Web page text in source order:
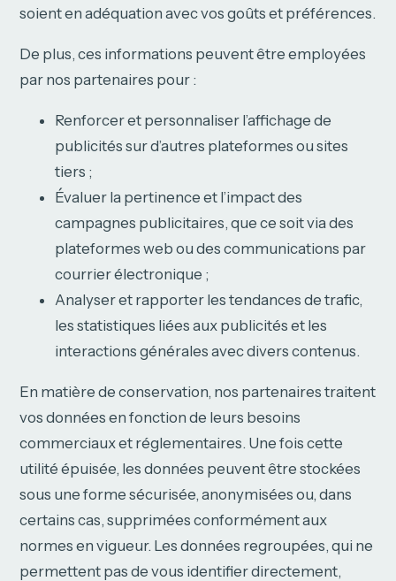
soient en adéquation avec vos goûts et préférences.
De plus, ces informations peuvent être employées
par nos partenaires pour :
Renforcer et personnaliser l’affichage de
publicités sur d’autres plateformes ou sites
tiers ;
Évaluer la pertinence et l’impact des
campagnes publicitaires, que ce soit via des
plateformes web ou des communications par
courrier électronique ;
Analyser et rapporter les tendances de trafic,
les statistiques liées aux publicités et les
interactions générales avec divers contenus.
En matière de conservation, nos partenaires traitent
vos données en fonction de leurs besoins
commerciaux et réglementaires. Une fois cette
utilité épuisée, les données peuvent être stockées
sous une forme sécurisée, anonymisées ou, dans
certains cas, supprimées conformément aux
normes en vigueur. Les données regroupées, qui ne
permettent pas de vous identifier directement,